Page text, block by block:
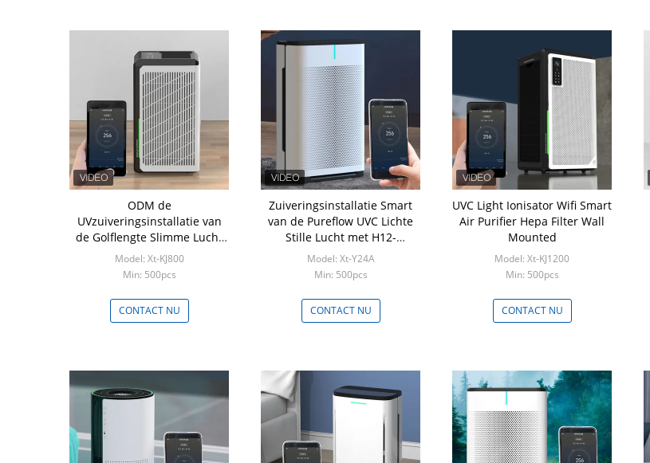
ODM de
UVzuiveringsinstallatie van
de Golflengte Slimme Lucht
met UVC Licht van het
Kindslot
Model: Xt-KJ800
Min: 500pcs
CONTACT NU
Zuiveringsinstallatie Smart
van de Pureflow UVC Lichte
Stille Lucht met H12-
Reiniging
Model: Xt-Y24A
Min: 500pcs
CONTACT NU
UVC Light Ionisator Wifi Smart
Air Purifier Hepa Filter Wall
Mounted
Model: Xt-KJ1200
Min: 500pcs
CONTACT NU